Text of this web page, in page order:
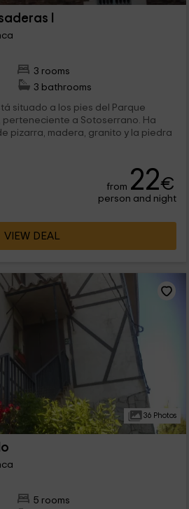
I
3 rooms
3 bathrooms
situado a los pies del Parque
perteneciente a Sotoserrano. Ha
pizarra, madera, granito y la piedra
from 22€
person and night
VIEW DEAL
36 Photos
5 rooms